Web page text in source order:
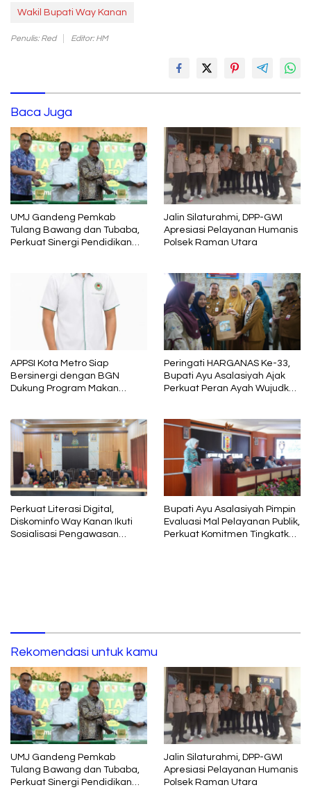
Wakil Bupati Way Kanan
Penulis: Red Editor: HM
Baca Juga
UMJ Gandeng Pemkab
Tulang Bawang dan Tubaba,
Perkuat Sinergi Pendidikan
Jalin Silaturahmi, DPP-GWI
Apresiasi Pelayanan Humanis
Polsek Raman Utara
APPSI Kota Metro Siap
Bersinergi dengan BGN
Dukung Program Makan
Peringati HARGANAS Ke-33,
Bupati Ayu Asalasiyah Ajak
Perkuat Peran Ayah Wujudkan
Perkuat Literasi Digital,
Diskominfo Way Kanan Ikuti
Sosialisasi Pengawasan
Bupati Ayu Asalasiyah Pimpin
Evaluasi Mal Pelayanan Publik,
Perkuat Komitmen Tingkatkan
Rekomendasi untuk kamu
UMJ Gandeng Pemkab
Tulang Bawang dan Tubaba,
Perkuat Sinergi Pendidikan
Jalin Silaturahmi, DPP-GWI
Apresiasi Pelayanan Humanis
Polsek Raman Utara